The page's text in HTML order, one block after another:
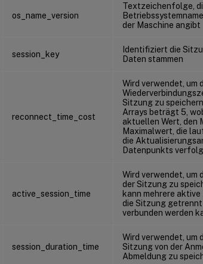
os_name_version
Textzeichenfolge,
der Maschine angibt
session_key
Identifiziert die
Daten stammen
reconnect_time_cost
Wird verwendet, um
Sitzung zu
Arrays beträgt 5,
aktuellen Wert, den
Maximalwert, die
die
Datenpunkts
active_session_time
Wird verwendet, um
der Sitzung zu
kann mehrere aktive
die Sitzung
verbunden werden
session_duration_time
Wird verwendet, um
Sitzung von der
Abmeldung zu